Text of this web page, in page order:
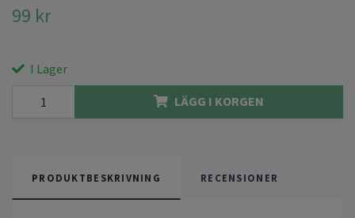
99 kr
I Lager
LÄGG I KORGEN
PRODUKTBESKRIVNING RECENSIONER